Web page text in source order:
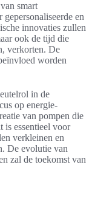
smart
en
innovaties zullen
ook de tijd die
verkorten. De
worden
in de
op energie-
van pompen die
is essentieel voor
verkleinen en
De evolutie van
zal de toekomst van